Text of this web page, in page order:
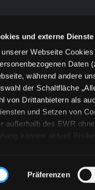
und externe Dienste
Webseite
Daten
während andere
der Schaltfläche
von Drittanbietern als
und Setzen von
außerhalb des EWR
können aktuell
Sie Erklärungen zu
können Sie
Präferenzen